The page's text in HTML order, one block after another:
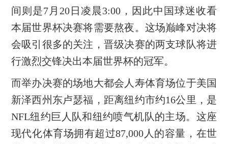
间则是7月20日凌晨3:00，因此中国球迷收看
本届世界杯决赛将需要熬夜。这场巅峰对决将
会吸引很多的关注，晋级决赛的两支球队将进
行激烈交锋决出本届世界杯的冠军。
而举办决赛的场地大都会人寿体育场位于美国
新泽西州东卢瑟福，距离纽约市约16公里，是
NFL纽约巨人队和纽约喷气机队的主场。这座
现代化体育场拥有超过87,000人的容量，在世